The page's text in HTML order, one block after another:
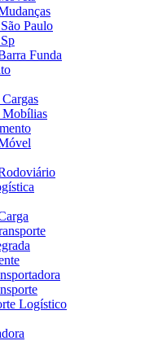
Paulo
Funda
Mobílias
Logístico